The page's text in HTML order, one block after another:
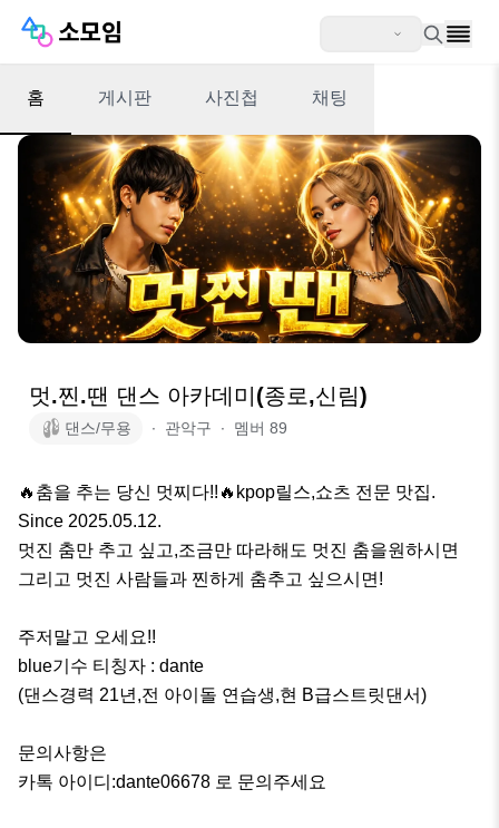
홈 게시판 사진첩 채팅
멋.찐.땐 댄스 아카데미(종로,신림)
댄스/무용 ∙ 관악구 ∙ 멤버 89
🔥춤을 추는 당신 멋찌다!!🔥kpop릴스,쇼츠 전문 맛집.
Since 2025.05.12.
멋진 춤만 추고 싶고,조금만 따라해도 멋진 춤을원하시면
그리고 멋진 사람들과 찐하게 춤추고 싶으시면!
주저말고 오세요!!
blue기수 티칭자 : dante
(댄스경력 21년,전 아이돌 연습생,현 B급스트릿댄서)
문의사항은
카톡 아이디:dante06678 로 문의주세요